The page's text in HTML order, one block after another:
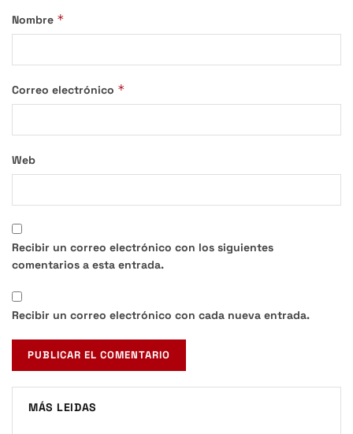
Nombre *
Correo electrónico *
Web
Recibir un correo electrónico con los siguientes
comentarios a esta entrada.
Recibir un correo electrónico con cada nueva entrada.
MÁS LEIDAS